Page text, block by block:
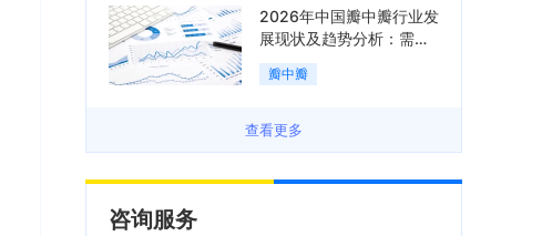
2026年中国瓣中瓣行业发
展现状及趋势分析：需求
可持续释放，市场发展前
景良好「图」
瓣中瓣
查看更多
咨询服务